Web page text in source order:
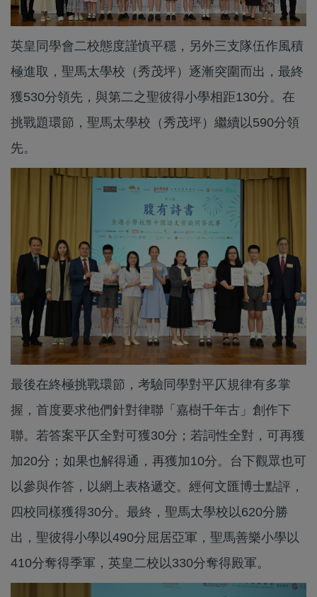
英皇同學會二校態度謹慎平穩，另外三支隊伍作風積
極進取，聖馬太學校（秀茂坪）逐漸突圍而出，最終
獲530分領先，與第二之聖彼得小學相距130分。在
挑戰題環節，聖馬太學校（秀茂坪）繼續以590分領
先。
最後在終極挑戰環節，考驗同學對平仄規律有多掌
握，首度要求他們針對律聯「嘉樹千年古」創作下
聯。若答案平仄全對可獲30分；若詞性全對，可再獲
加20分；如果也解得通，再獲加10分。台下觀眾也可
以參與作答，以網上表格遞交。經何文匯博士點評，
四校同樣獲得30分。最終，聖馬太學校以620分勝
出，聖彼得小學以490分屈居亞軍，聖馬善樂小學以
410分奪得季軍，英皇二校以330分奪得殿軍。